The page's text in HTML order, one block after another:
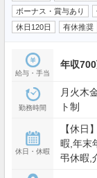
ボーナス・賞与あり
休日120日
有休推奨
給与・手当
年収
勤務時間
月火木
ト制
休日・休暇
【休
暇,年末
弔休暇,